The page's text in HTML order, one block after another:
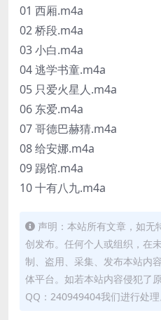
01 西厢.m4a
02 桥段.m4a
03 小白.m4a
04 逃学书童.m4a
05 只爱火星人.m4a
06 东爱.m4a
07 哥德巴赫猜.m4a
08 给安娜.m4a
09 踢馆.m4a
10 十有八九.m4a
声明：本站所有文章，如无
创发布。任何个人或组织，在
制、盗用、采集、发布本站内
体平台。如若本站内容侵犯了
QQ：240949404我们进行处理